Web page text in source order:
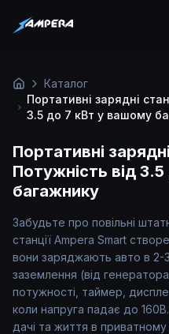
Каталог зарядних
ГоловнаКаталог
Портативні зарядні
3.5 до 7 кВт у вашому
Портативні
Потужність від
багажнику
Забудьте про повільні
станції Ampera Smart
вони заряджають авто в
заземлення (від
потужності, таймер,
коли напруга падає до
дачі та життя в приватному